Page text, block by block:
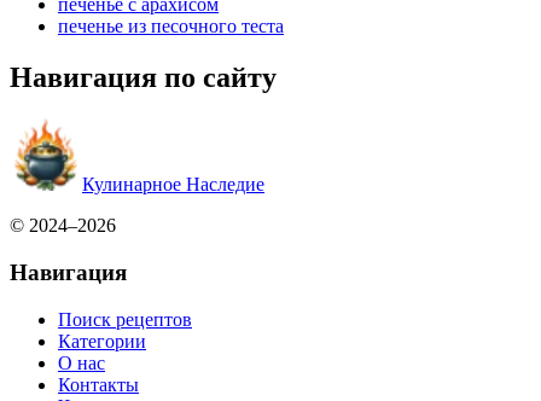
печенье с арахисом
печенье из песочного теста
Навигация по сайту
Кулинарное Наследие
© 2024–2026
Навигация
Поиск рецептов
Категории
О нас
Контакты